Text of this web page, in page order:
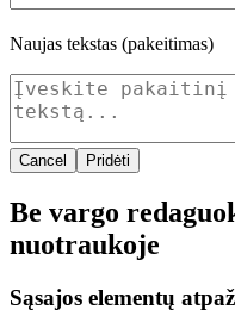
Naujas tekstas (pakeitimas)
Cancel Pridėti
Be vargo
nuotraukoje
Sąsajos elementų